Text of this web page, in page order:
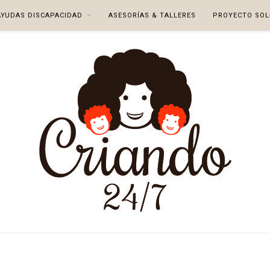
DISCAPACIDAD ASESORÍAS & TALLERES PROYECTO